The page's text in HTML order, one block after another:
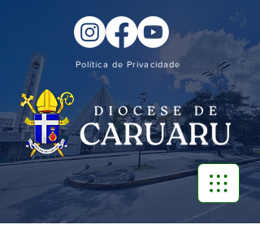
Política de Privacidade